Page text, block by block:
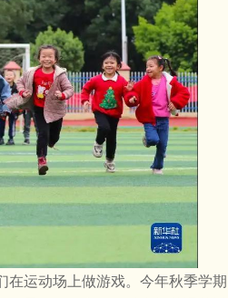
在运动场上做游戏。今年秋季学期